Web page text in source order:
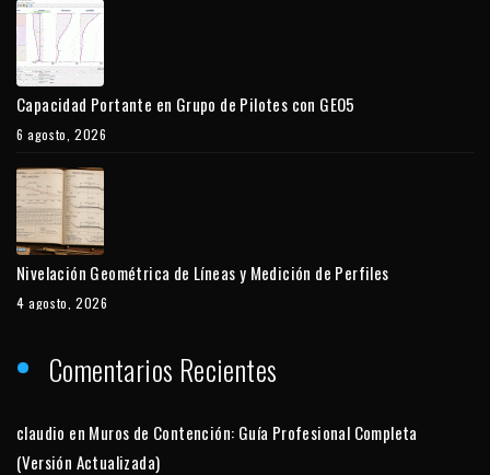
Capacidad Portante en Grupo de Pilotes con GEO5
6 agosto, 2026
Nivelación Geométrica de Líneas y Medición de Perfiles
4 agosto, 2026
Comentarios Recientes
claudio en Muros de Contención: Guía Profesional Completa
(Versión Actualizada)